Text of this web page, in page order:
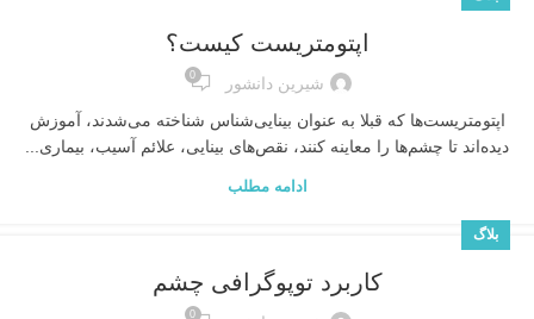
اپتومتریست‌ کیست؟
شیرین دانشور 0
اپتومتریست‌ها که قبلا به عنوان بینایی‌شناس شناخته می‌شدند، آموزش
دیده‌اند تا چشم‌ها را معاینه کنند، نقص‌های بینایی، علائم آسیب، بیماری‌...
ادامه مطلب
بلاگ
کاربرد توپوگرافی چشم
0